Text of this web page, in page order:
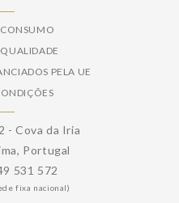
PELA UE
- Cova da Iria
Portugal
531 572
fixa nacional)